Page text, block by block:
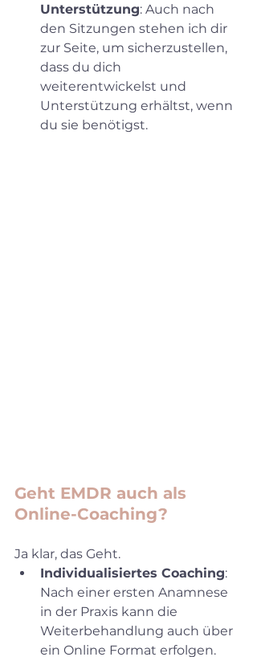
Unterstützung: Auch nach
den Sitzungen stehen ich dir
zur Seite, um sicherzustellen,
dass du dich
weiterentwickelst und
Unterstützung erhältst, wenn
du sie benötigst.
Geht EMDR auch als
Online-Coaching?
Ja klar, das Geht.
Individualisiertes Coaching:
Nach einer ersten Anamnese
in der Praxis kann die
Weiterbehandlung auch über
ein Online Format erfolgen.